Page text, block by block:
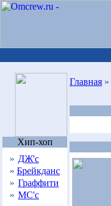
Хип-хоп
» ДЖ'с
» Брейкданс
» Граффити
» МС'с
Главная »